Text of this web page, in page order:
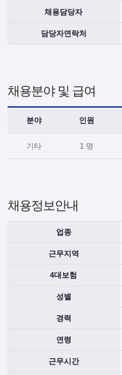
채용담당자
담당자연락처
채용분야 및 급여
분야 인원
기타 1 명
채용정보안내
업종
근무지역
4대보험
성별
경력
연령
근무시간